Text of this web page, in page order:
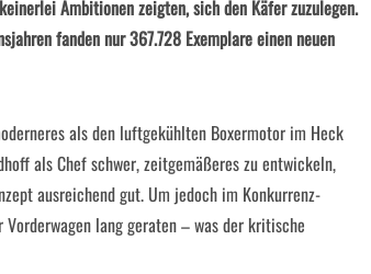
Ambitionen zeigten, sich den Käfer zuzulegen.
fanden nur 367.728 Exemplare einen neuen
als den luftgekühlten Boxermotor im Heck
als Chef schwer, zeitgemäßeres zu entwickeln,
ausreichend gut. Um jedoch im Konkurrenz-
lang geraten – was der kritische